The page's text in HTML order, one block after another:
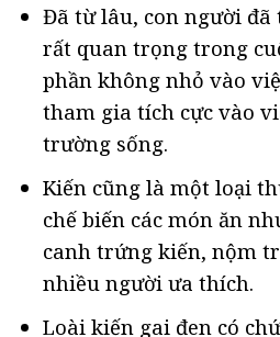
Đã từ lâu, con người
rất quan trọng trong
phần không nhỏ vào
tham gia tích cực vào
trường sống.
Kiến cũng là một loại
chế biến các món ăn
canh trứng kiến, nộm
nhiều người ưa thích.
Loài kiến gai đen có